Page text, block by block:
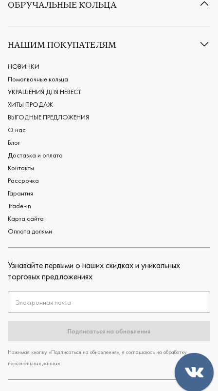
ОБРУЧАЛЬНЫЕ КОЛЬЦА
Все обручальные кольца
Европейские обручальные кольца
Мужские обручальные кольца
Женские обручальные кольца
Обручальные кольца из платины
Дизайнерские обручальные кольца
Черные обручальные кольца
НАШИМ ПОКУПАТЕЛЯМ
НОВИНКИ
Помолвочные кольца
УКРАШЕНИЯ ДЛЯ НЕВЕСТ
ХИТЫ ПРОДАЖ
ВЫГОДНЫЕ ПРЕДЛОЖЕНИЯ
О нас
Блог
Доставка и оплата
Контакты
Рассрочка
Гарантия
Trade-in
Карта сайта
Оплата долями
Узнавайте первыми о наших скидках и уникальных
торговых предложениях
Электронная почта
Подписаться на обновления
Нажимая кнопку «Подписаться на обновления», я соглашаюсь на обработку
персональных данных